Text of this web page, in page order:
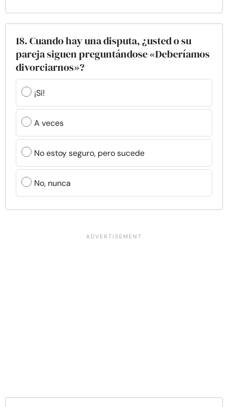
18. Cuando hay una disputa, ¿usted o su
pareja siguen preguntándose «Deberíamos
divorciarnos»?
¡Sí!
A veces
No estoy seguro, pero sucede
No, nunca